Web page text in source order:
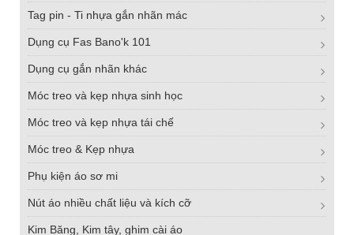
Tag pin - Ti nhựa gắn nhãn mác
Dụng cụ Fas Bano'k 101
Dụng cụ gắn nhãn khác
Móc treo và kẹp nhựa sinh học
Móc treo và kẹp nhựa tái chế
Móc treo & Kẹp nhựa
Phụ kiện áo sơ mi
Nút áo nhiều chất liệu và kích cỡ
Kim Băng, Kim tây, ghim cài áo